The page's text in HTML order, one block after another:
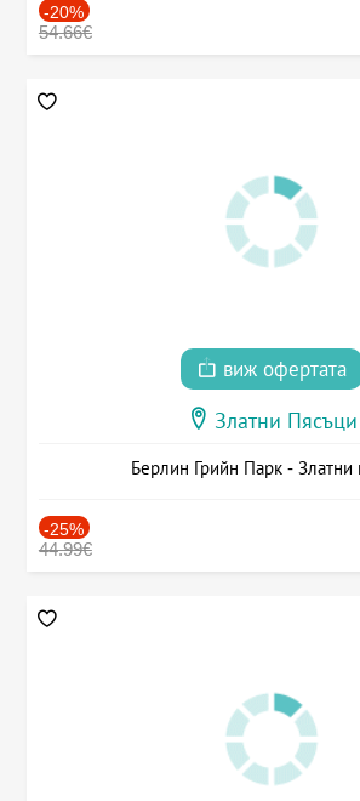
-20%
54.66€
виж офертата
Златни Пясъци
Берлин Грийн Парк - Златни
-25%
44.99€